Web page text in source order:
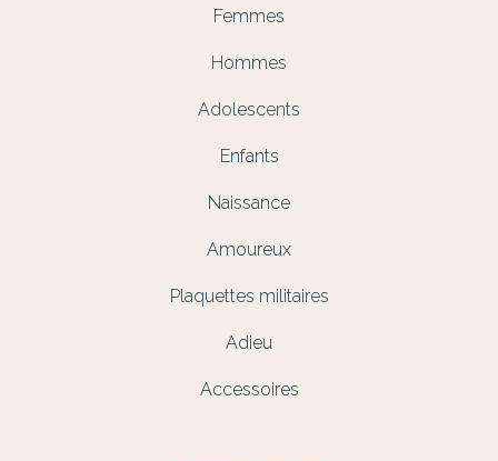
Femmes
Hommes
Adolescents
Enfants
Naissance
Amoureux
Plaquettes militaires
Adieu
Accessoires